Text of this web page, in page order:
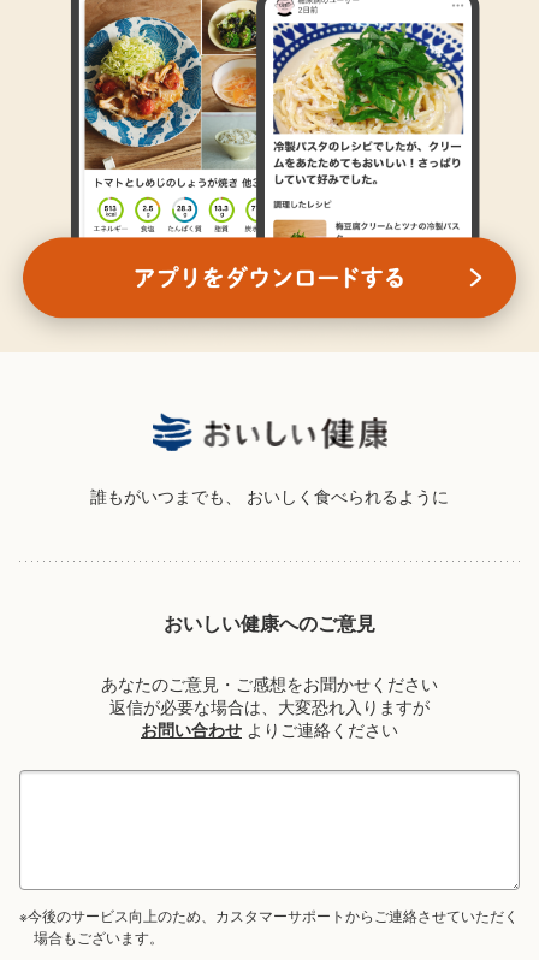
誰もがいつまでも、 おいしく食べられるように
おいしい健康へのご意見
あなたのご意見・ご感想をお聞かせください
返信が必要な場合は、大変恐れ入りますが
お問い合わせ よりご連絡ください
※今後のサービス向上のため、カスタマーサポートからご連絡させていただく
場合もございます。